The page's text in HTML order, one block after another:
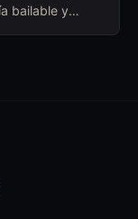
bailable y